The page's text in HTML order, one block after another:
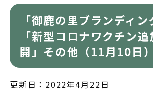
「御鹿の里ブランディン
「新型コロナワクチン
開」その他（11月10日）
更新日：2022年4月22日